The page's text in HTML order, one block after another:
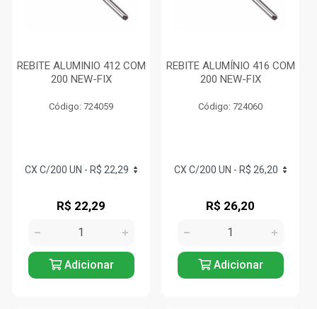
REBITE ALUMINIO 412 COM
200 NEW-FIX
Código: 724059
R$ 22,29
Adicionar
REBITE ALUMÍNIO 416 COM
200 NEW-FIX
Código: 724060
R$ 26,20
Adicionar